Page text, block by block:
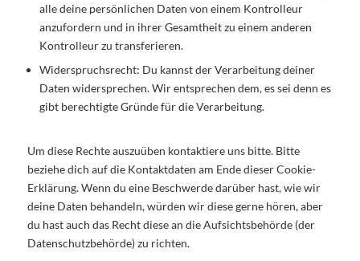
alle deine persönlichen Daten von einem Kontrolleur
anzufordern und in ihrer Gesamtheit zu einem anderen
Kontrolleur zu transferieren.
Widerspruchsrecht: Du kannst der Verarbeitung deiner
Daten widersprechen. Wir entsprechen dem, es sei denn es
gibt berechtigte Gründe für die Verarbeitung.
Um diese Rechte auszuüben kontaktiere uns bitte. Bitte
beziehe dich auf die Kontaktdaten am Ende dieser Cookie-
Erklärung. Wenn du eine Beschwerde darüber hast, wie wir
deine Daten behandeln, würden wir diese gerne hören, aber
du hast auch das Recht diese an die Aufsichtsbehörde (der
Datenschutzbehörde) zu richten.